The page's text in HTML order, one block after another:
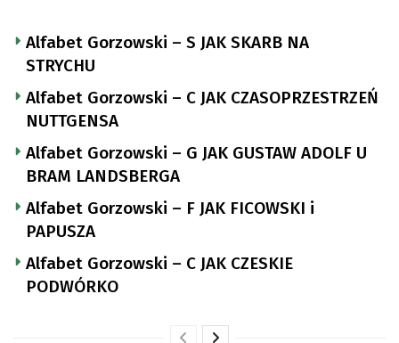
Alfabet Gorzowski – S JAK SKARB NA
STRYCHU
Alfabet Gorzowski – C JAK CZASOPRZESTRZEŃ
NUTTGENSA
Alfabet Gorzowski – G JAK GUSTAW ADOLF U
BRAM LANDSBERGA
Alfabet Gorzowski – F JAK FICOWSKI i
PAPUSZA
Alfabet Gorzowski – C JAK CZESKIE
PODWÓRKO